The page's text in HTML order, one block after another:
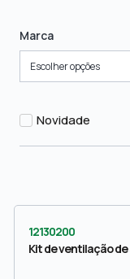
Marca
Escolher opções
Novidade
12130200
Kit de ventilação de